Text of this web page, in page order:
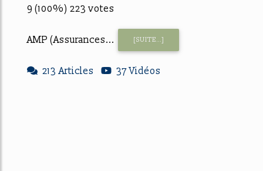
9 (100%) 223 votes
AMP (Assurances... [SUITE...]
213 Articles 37 Vidéos